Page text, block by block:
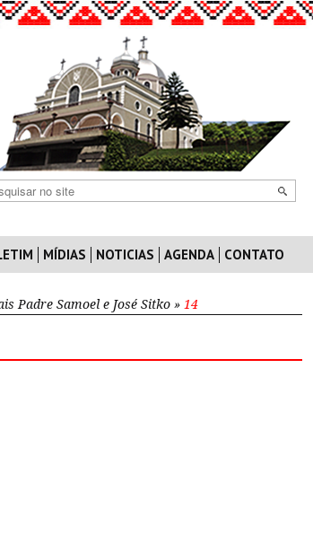
MÍDIAS NOTICIAS AGENDA CONTATO
Padre Samoel e José Sitko » 14